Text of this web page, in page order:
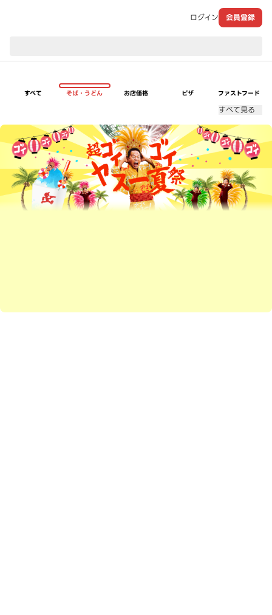
ログイン 会員登録
すべて そば・うどん お店価格 ピザ ファストフード
すべて見る
超ゴイゴイヤスー夏祭